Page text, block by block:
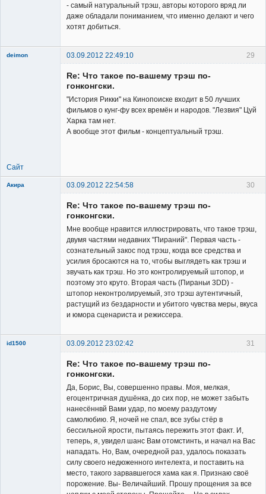
- самый натуральный трэш, авторы которого вряд ли
даже обладали пониманием, что именно делают и чего
хотят добиться.
29
deimon
03.09.2012 22:49:10
Re: Что такое по-вашему трэш по-
гонконгски.
"История Рикки" на Кинопоиске входит в 50 лучших
фильмов о кунг-фу всех времён и народов. "Лезвия" Цуй
Харка там нет.
А вообще этот фильм - концептуальный трэш.
Сайт
30
Акира 03.09.2012 22:54:58
Re: Что такое по-вашему трэш по-
гонконгски.
Мне вообще нравится иллюстрировать, что такое трэш,
двумя частями недавних "Пираний". Первая часть -
сознательный закос под трэш, когда все средства и
усилия бросаются на то, чтобы выглядеть как трэш и
звучать как трэш. Но это контролируемый штопор, и
поэтому это круто. Вторая часть (Пираньи 3DD) -
штопор неконтролируемый, это трэш аутентичный,
растущий из бездарности и убитого чувства меры, вкуса
и юмора сценариста и режиссера.
31
id1500
03.09.2012 23:02:42
Re: Что такое по-вашему трэш по-
гонконгски.
Да, Борис, Вы, совершенно правы. Моя, мелкая,
егоцентричная душёнка, до сих пор, не может забыть
нанесённвй Вами удар, по моему раздутому
самолюбию. Я, ночей не спал, все зубы стёр в
бессильной ярости, пытаясь пережить этот факт. И,
теперь, я, увидел шанс Вам отомстинть, и начал на Вас
нападать. Но, Вам, очередной раз, удалось показать
силу своего недюженного интелекта, и поставить на
место, такого зарвавшегося хама как я. Признаю своё
порожение. Вы- Величайший. Прошу прощения за все